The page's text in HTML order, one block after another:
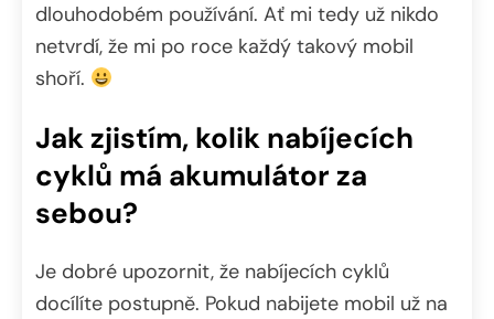
dlouhodobém používání. Ať mi tedy už nikdo
netvrdí, že mi po roce každý takový mobil
shoří.
Jak zjistím, kolik nabíjecích
cyklů má akumulátor za
sebou?
Je dobré upozornit, že nabíjecích cyklů
docílíte postupně. Pokud nabijete mobil už na